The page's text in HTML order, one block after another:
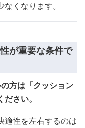
くなります。
が重要な条件で
方は「クッション
さい。
適性を左右するのは